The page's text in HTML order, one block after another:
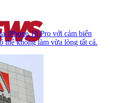
iPhone 18 Pro với cảm biến
thể không làm vừa lòng tất cả.